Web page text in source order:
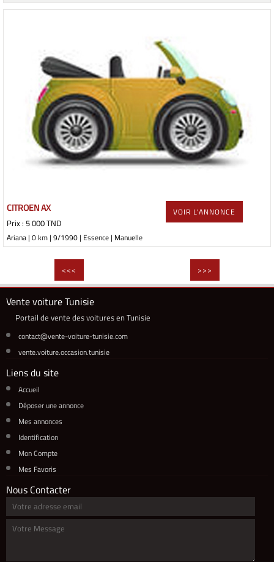
CITROEN AX
Prix : 5 000 TND
Ariana | 0 km | 9/1990 | Essence | Manuelle
VOIR L'ANNONCE
<<< >>>
Vente voiture Tunisie
Portail de vente des voitures en Tunisie
contact@vente-voiture-tunisie.com
vente.voiture.occasion.tunisie
Liens du site
Accueil
Déposer une annonce
Mes annonces
Identification
Mon Compte
Mes Favoris
Nous Contacter